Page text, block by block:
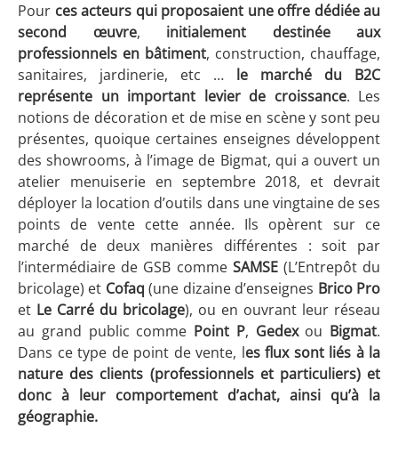
Pour ces acteurs qui proposaient une offre dédiée au
second œuvre, initialement destinée aux
professionnels en bâtiment, construction, chauffage,
sanitaires, jardinerie, etc … le marché du B2C
représente un important levier de croissance. Les
notions de décoration et de mise en scène y sont peu
présentes, quoique certaines enseignes développent
des showrooms, à l’image de Bigmat, qui a ouvert un
atelier menuiserie en septembre 2018, et devrait
déployer la location d’outils dans une vingtaine de ses
points de vente cette année. Ils opèrent sur ce
marché de deux manières différentes : soit par
l’intermédiaire de GSB comme SAMSE(L’Entrepôt du
bricolage) et Cofaq (une dizaine d’enseignes Brico Pro
et Le Carré du bricolage), ou en ouvrant leur réseau
au grand public comme Point P, Gedexou Bigmat.
Dans ce type de point de vente, les flux sont liés à la
nature des clients (professionnels et particuliers) et
donc à leur comportement d’achat, ainsi qu’à la
géographie.